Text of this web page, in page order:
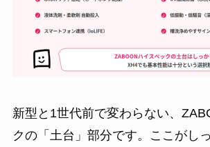
新型と1世代前で変わらない、
クの「土台」部分です。ここがし